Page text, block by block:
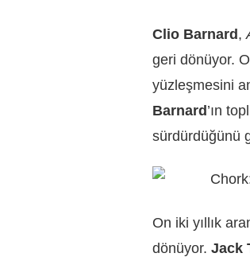
Clio Barnard,
geri dönüyor.
yüzleşmesini
Barnard’ın
sürdürdüğünü
On iki yıllık
dönüyor. Jack